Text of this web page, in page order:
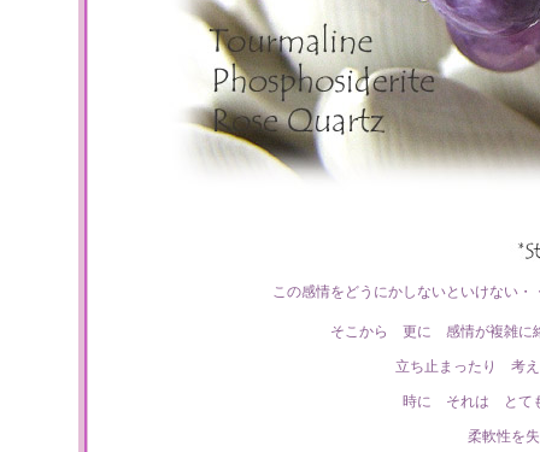
この感情をどうにかしないといけない
そこから 更に 感情が複雑に
立ち止まったり 考え
時に それは とて
柔軟性を